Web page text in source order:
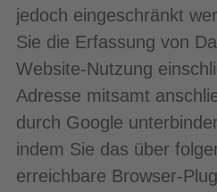
jedoch eingeschränkt
Sie die Erfassung von
Website-Nutzung
Adresse mitsamt
durch Google
indem Sie das über
erreichbare Browser-